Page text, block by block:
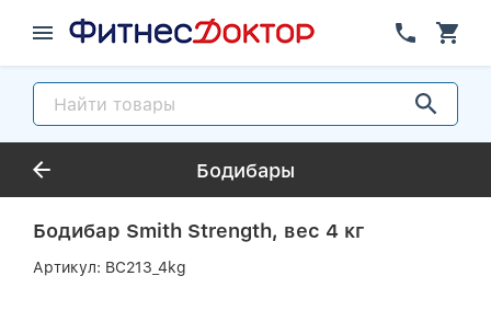
Бодибары
Бодибар Smith Strength, вес 4 кг
Артикул: BC213_4kg